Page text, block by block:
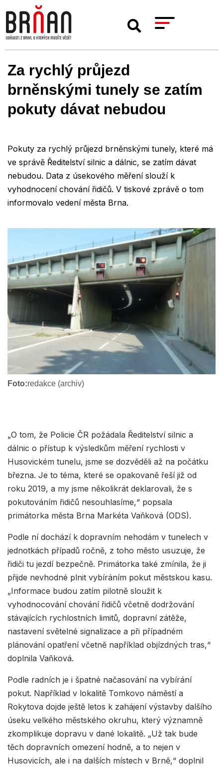
Za rychlý průjezd
brněnskými tunely se zatím
pokuty dávat nebudou
Pokuty za rychlý průjezd brněnskými tunely, které má
ve správě Ředitelství silnic a dálnic, se zatím dávat
nebudou. Data z úsekového měření slouží k
vyhodnocení chování řidičů. V tiskové zprávě o tom
informovalo vedení města Brna.
Foto:redakce (archiv)
„O tom, že Policie ČR požádala Ředitelství silnic a
dálnic o přístup k výsledkům měření rychlosti v
Husovickém tunelu, jsme se dozvěděli až na počátku
března. Je to téma, které se opakovaně řeší již od
roku 2019, a my jsme několikrát deklarovali, že s
pokutováním řidičů nesouhlasíme,“ popsala
primátorka města Brna Markéta Vaňková (ODS).
Podle ní dochází k dopravním nehodám v tunelech v
jednotkách případů ročně, z toho město usuzuje, že
řidiči tu jezdí bezpečně. Primátorka také zmínila, že ji
přijde nevhodné plnit vybíráním pokut městskou kasu.
„Informace budou zatím pilotně sloužit k
vyhodnocování chování řidičů včetně dodržování
stávajících rychlostních limitů, dopravní zátěže,
nastavení světelné signalizace a při případném
plánování opatření včetně například objízdných tras,“
doplnila Vaňková.
Podle radních je i špatné načasování na vybírání
pokut. Například v lokalitě Tomkovo náměstí a
Rokytova dojde ještě letos k zahájení výstavby dalšího
úseku velkého městského okruhu, který významně
zkomplikuje dopravu v dané lokalitě. „Už tak bude
těch dopravních omezení hodně, a to nejen v
Husovicích, ale i na dalších místech v Brně,“ doplnil